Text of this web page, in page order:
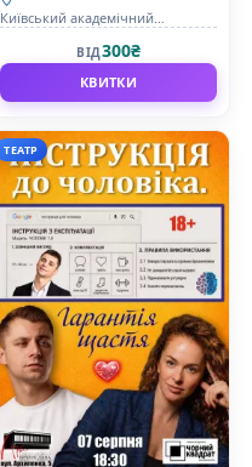
Київський академічний
ВІД300₴
КВИТКИ
ТЕАТР